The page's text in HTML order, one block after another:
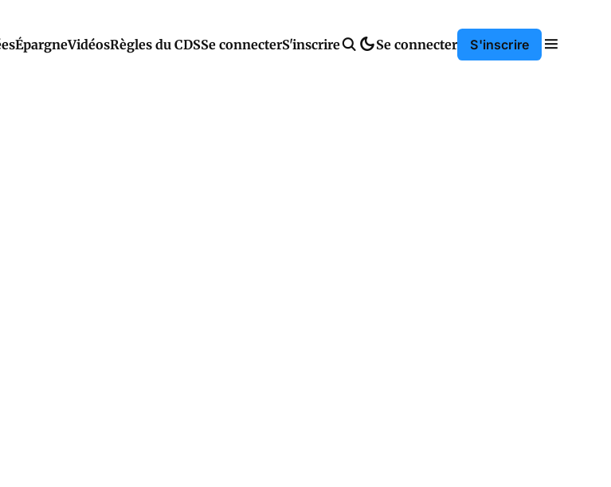
ÉpargneVidéosRègles du CDSSe connecterS'inscrire Se connecter S'inscrire